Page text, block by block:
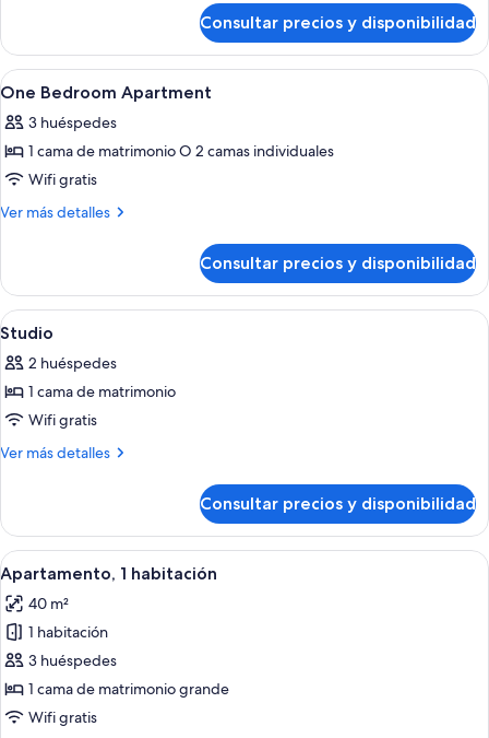
Bedroom
Apartment
Consultar precios y disponibilidad
Abrir
todas
las
fotos
de
One
Ropa de cama de alta calidad, caja
8
One Bedroom Apartment
3 huéspedes
1 cama de matrimonio O 2 camas individuales
Wifi gratis
Ver más detalles
Más
Bedroom
Apartment
Consultar precios y disponibilidad
Abrir
todas
las
fotos
de
Studio
Ropa de cama de alta calidad, caja
6
Studio
2 huéspedes
1 cama de matrimonio
Wifi gratis
Ver más detalles
Más
Consultar precios y disponibilidad
Abrir
todas
las
fotos
de
Apartamento,
1
Una habitación de hotel moderna
11
Apartamento, 1 habitación
40 m²
1 habitación
3 huéspedes
1 cama de matrimonio grande
Wifi gratis